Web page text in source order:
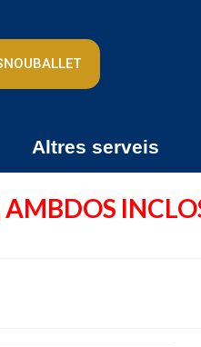
Altres serveis
AMBDOS